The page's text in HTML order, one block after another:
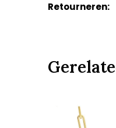
Retourneren: